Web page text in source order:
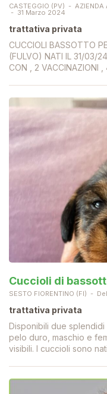
CASTEGGIO (PV) AZIENDA
31 Marzo 2024
trattativa privata
CUCCIOLI BASSOTTO
(FULVO) NATI IL 31/03/
CON , 2 VACCINAZIONI
Cuccioli di
SESTO FIORENTINO (FI)
trattativa privata
Disponibili due
pelo duro, maschio e
visibili. I cuccioli sono